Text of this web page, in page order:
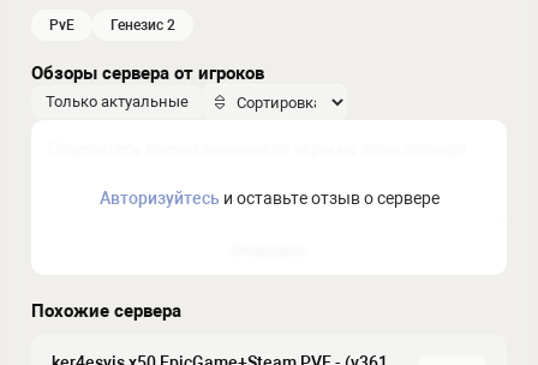
PvE генезис 2
Обзоры сервера от игроков
Только актуальные
Авторизуйтесьи оставьте отзыв о сервере
Похожие сервера